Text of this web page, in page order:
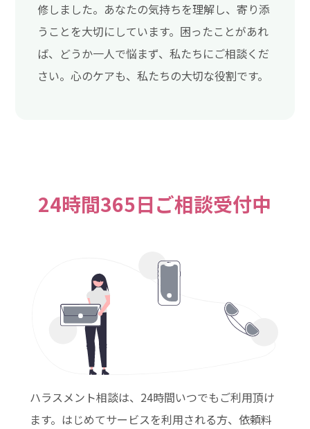
修しました。あなたの気持ちを理解し、寄り添
うことを大切にしています。困ったことがあれ
ば、どうか一人で悩まず、私たちにご相談くだ
さい。心のケアも、私たちの大切な役割です。
24時間365日ご相談受付中
ハラスメント相談は、24時間いつでもご利用頂け
ます。はじめてサービスを利用される方、依頼料